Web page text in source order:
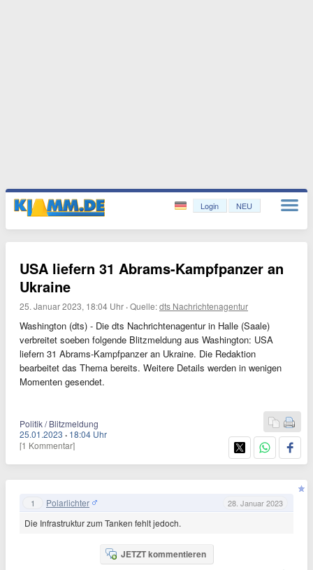
Login NEU
USA liefern 31 Abrams-Kampfpanzer an
Ukraine
25. Januar 2023, 18:04 Uhr ·Quelle:dts Nachrichtenagentur
Washington (dts) - Die dts Nachrichtenagentur in Halle (Saale)
verbreitet soeben folgende Blitzmeldung aus Washington: USA
liefern 31 Abrams-Kampfpanzer an Ukraine. Die Redaktion
bearbeitet das Thema bereits. Weitere Details werden in wenigen
Momenten gesendet.
Politik / Blitzmeldung
25.01.2023 · 18:04 Uhr
[1 Kommentar]
1 Polarlichter 28. Januar 2023
Die Infrastruktur zum Tanken fehlt jedoch.
JETZT kommentieren